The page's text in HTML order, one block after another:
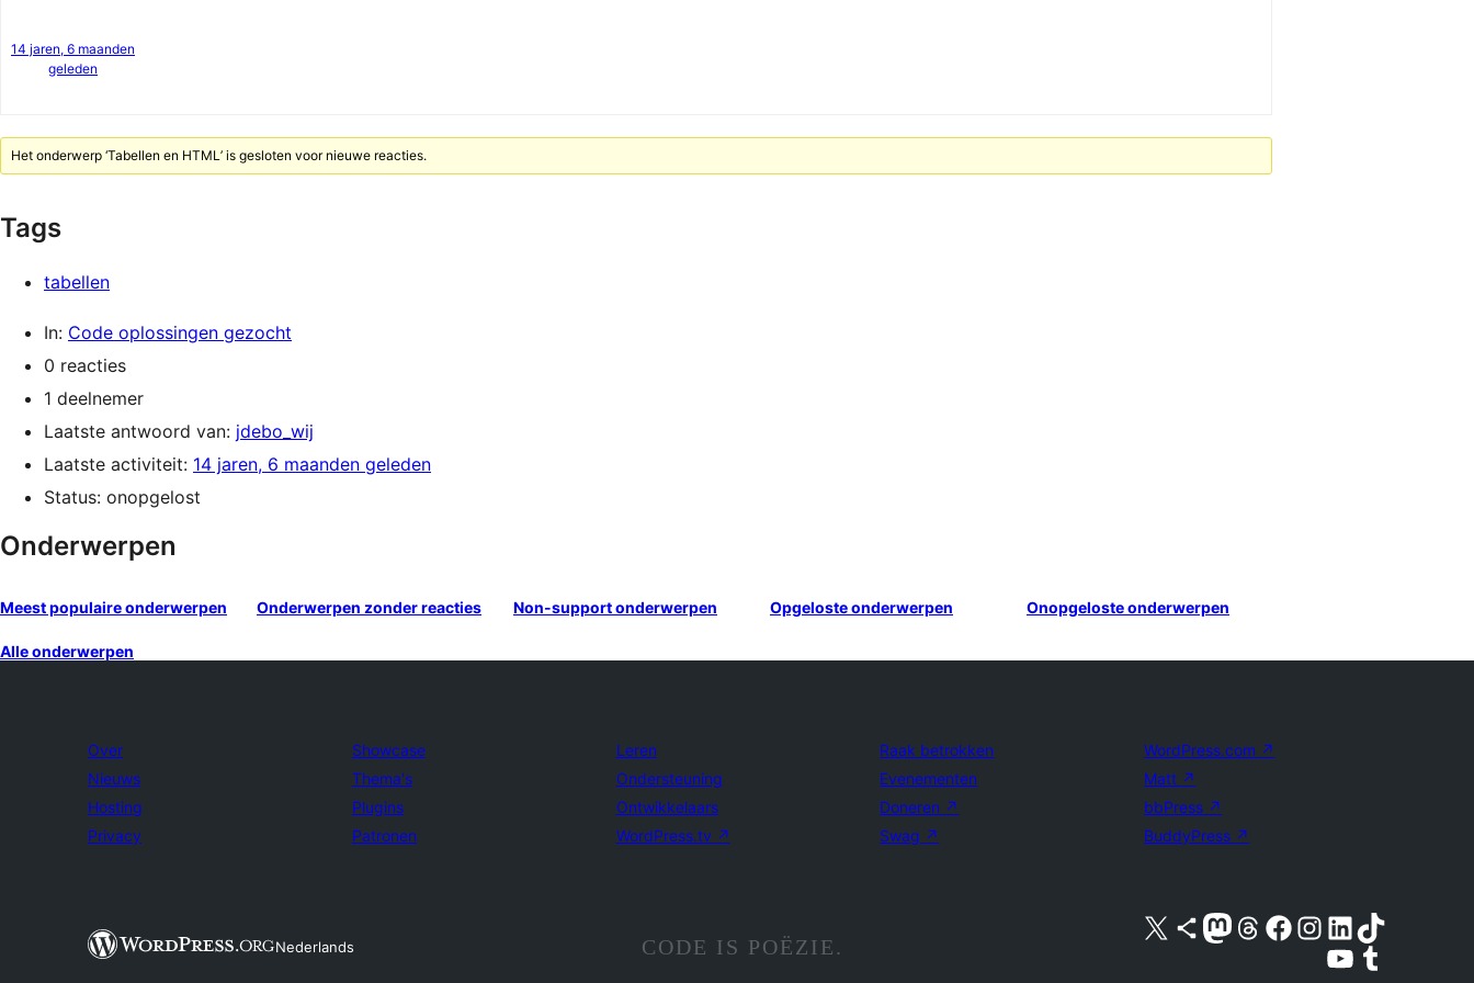
14 jaren, 6 maanden
geleden
Het onderwerp ‘Tabellen en HTML’ is gesloten voor nieuwe reacties.
Tags
tabellen
In: Code oplossingen gezocht
0 reacties
1 deelnemer
Laatste antwoord van: jdebo_wij
Laatste activiteit: 14 jaren, 6 maanden geleden
Status: onopgelost
Onderwerpen
Meest populaire onderwerpen Onderwerpen zonder reacties Non-support onderwerpen Opgeloste onderwerpen Onopgeloste onderwerpen
Alle onderwerpen
Over
Nieuws
Hosting
Privacy
Showcase
Thema's
Plugins
Patronen
Leren
Ondersteuning
Ontwikkelaars
WordPress.tv ↗
Raak betrokken
Evenementen
Doneren ↗
Swag ↗
WordPress.com ↗
Matt ↗
bbPress ↗
BuddyPress ↗
Nederlands
Bezoek ons X (voorheen Twitter) account
Bezoek ons Bluesky account
Bezoek ons Mastodon account
Bezoek ons Threads account
Onze Facebook pagina bezoeken
Bezoek ons Instagram account
Bezoek ons LinkedIn account
Bezoek ons TikTok account
Bezoek ons YouTube kanaalBezoek ons Tumblr account
CODE IS POËZIE.